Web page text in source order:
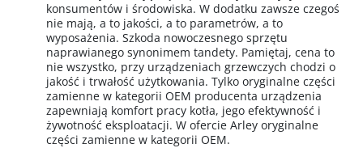
konsumentów i środowiska. W dodatku zawsze czegoś
nie mają, a to jakości, a to parametrów, a to
wyposażenia. Szkoda nowoczesnego sprzętu
naprawianego synonimem tandety. Pamiętaj, cena to
nie wszystko, przy urządzeniach grzewczych chodzi o
jakość i trwałość użytkowania. Tylko oryginalne części
zamienne w kategorii OEM producenta urządzenia
zapewniają komfort pracy kotła, jego efektywność i
żywotność eksploatacji. W ofercie Arley oryginalne
części zamienne w kategorii OEM.